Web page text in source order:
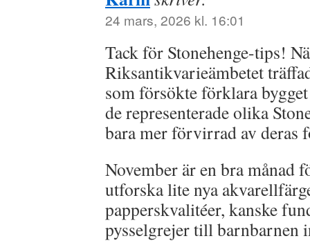
24 mars, 2026 kl. 16:01
Tack för Stonehenge-tips!
Riksantikvarieämbetet
som försökte förklara
de representerade olika
bara mer förvirrad av
November är en bra månad
utforska lite nya
papperskvalitéer, kanske
pysselgrejer till barnbarnen